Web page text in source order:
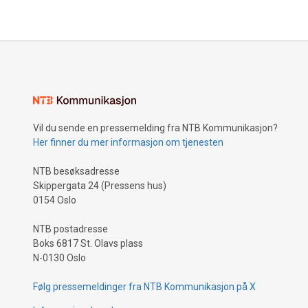
Vil du sende en pressemelding fra NTB Kommunikasjon?
Her finner du mer informasjon om tjenesten
NTB besøksadresse
Skippergata 24 (Pressens hus)
0154 Oslo
NTB postadresse
Boks 6817 St. Olavs plass
N-0130 Oslo
Følg pressemeldinger fra NTB Kommunikasjon på X